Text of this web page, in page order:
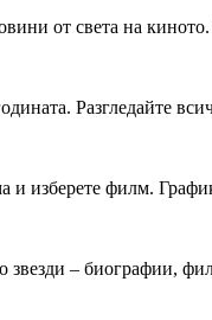
от света на
Разгледайте
и изберете филм.
звезди – биографии,